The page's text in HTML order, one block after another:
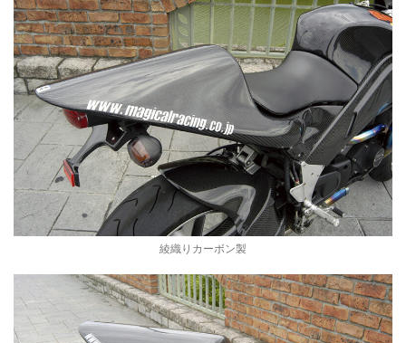
綾織りカーボン製